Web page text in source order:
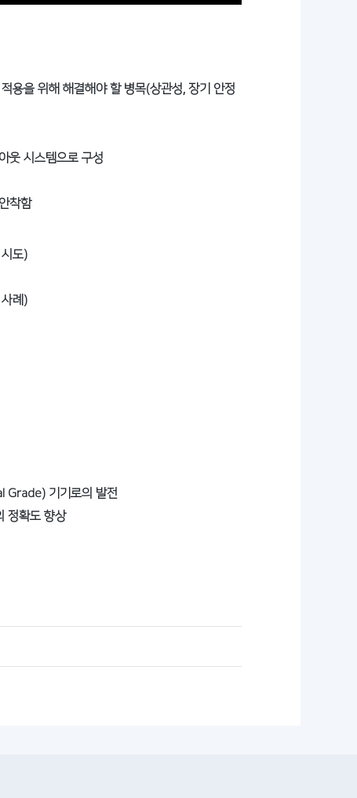
용을 위해 해결해야 할 병목(상관성, 장기 안정
웃 시스템으로 구성
착함
도)
례)
Grade) 기기로의 발전
정확도 향상